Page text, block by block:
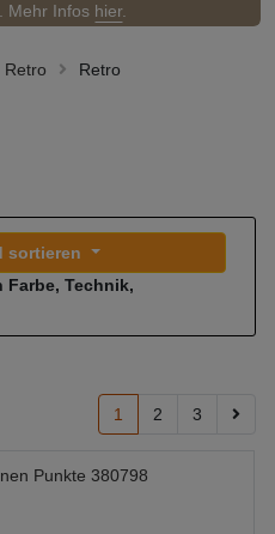
Mehr Infos hier.
Retro Retro
sortieren
Farbe, Technik,
1 2 3
Punkte 380798